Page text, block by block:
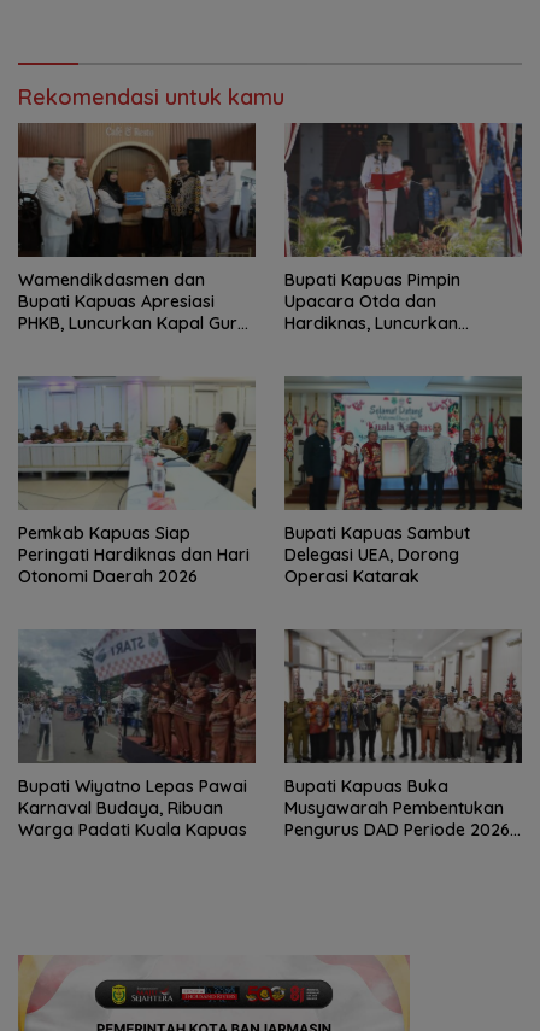
Rekomendasi untuk kamu
‎Wamendikdasmen dan
Bupati Kapuas Apresiasi
PHKB, Luncurkan Kapal Guru
Bupati Kapuas Pimpin
Upacara Otda dan
Hardiknas, Luncurkan
‎Pemkab Kapuas Siap
Peringati Hardiknas dan Hari
Otonomi Daerah 2026
Bupati Kapuas Sambut
Delegasi UEA, Dorong
Operasi Katarak
Bupati Wiyatno Lepas Pawai
Karnaval Budaya, Ribuan
Warga Padati Kuala Kapuas
Bupati Kapuas Buka
Musyawarah Pembentukan
Pengurus DAD Periode 2026–